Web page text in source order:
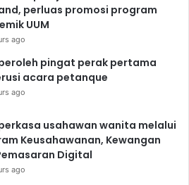
perluas promosi program
UUM
ago
peroleh pingat perak pertama
acara petanque
ago
usahawan wanita melalui
Keusahawanan, Kewangan
Digital
ago